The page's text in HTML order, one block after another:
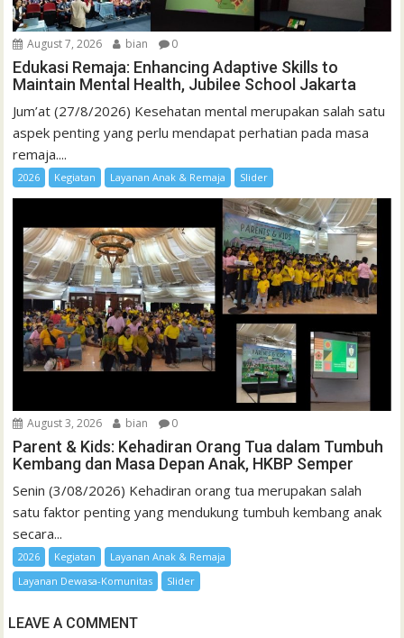
August 7, 2026 bian 0
Edukasi Remaja: Enhancing Adaptive Skills to
Maintain Mental Health, Jubilee School Jakarta
Jum’at (27/8/2026) Kesehatan mental merupakan salah satu
aspek penting yang perlu mendapat perhatian pada masa
remaja....
2026 Kegiatan Layanan Anak & Remaja Slider
August 3, 2026 bian 0
Parent & Kids: Kehadiran Orang Tua dalam Tumbuh
Kembang dan Masa Depan Anak, HKBP Semper
Senin (3/08/2026) Kehadiran orang tua merupakan salah
satu faktor penting yang mendukung tumbuh kembang anak
secara...
2026 Kegiatan
Layanan Anak & Remaja
Layanan Dewasa-Komunitas
Slider
LEAVE A COMMENT